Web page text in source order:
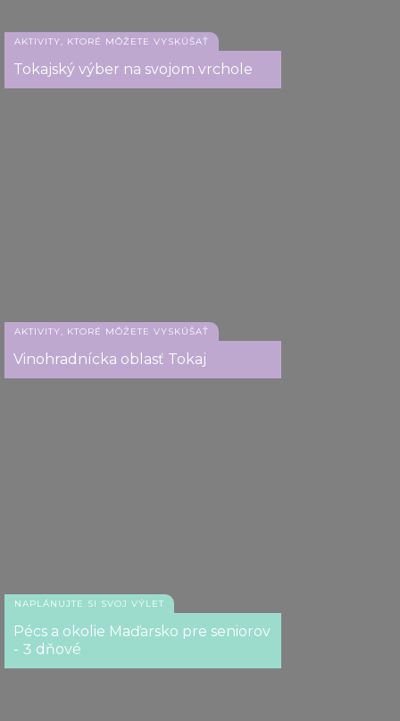
AKTIVITY, KTORÉ MÔŽETE VYSKÚŠAŤ
Tokajský výber na svojom vrchole
AKTIVITY, KTORÉ MÔŽETE VYSKÚŠAŤ
Vinohradnícka oblasť Tokaj
NAPLÁNUJTE SI SVOJ VÝLET
Pécs a okolie Maďarsko pre seniorov
- 3 dňové